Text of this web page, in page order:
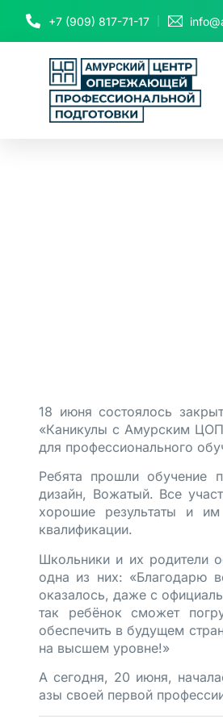
+7 (909) 817-71-17
18 июня состоялось
«Каникулы с Амурским
для профессионального
Ребята прошли обучение
дизайн, Вожатый. Все
хорошие результаты и им
квалификации.
Школьники и их родители
одна из них: «Благодарю
оказалось, даже с
так ребёнок сможет
обеспечить в будущем
на высшем уровне!»
А сегодня, 20 июня,
азы своей первой